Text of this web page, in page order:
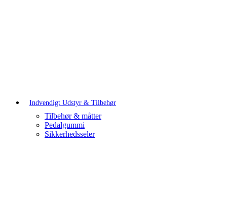
Indvendigt Udstyr & Tilbehør
Tilbehør & måtter
Pedalgummi
Sikkerhedsseler